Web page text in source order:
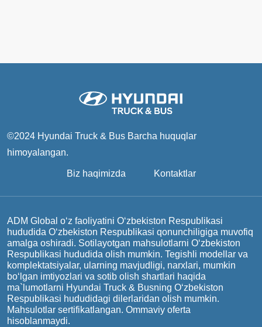
©2024 Hyundai Truck & Bus Barcha huquqlar
himoyalangan.
Biz haqimizda Kontaktlar
ADM Global o‘z faoliyatini O‘zbekiston Respublikasi
hududida O‘zbekiston Respublikasi qonunchiligiga muvofiq
amalga oshiradi. Sotilayotgan mahsulotlarni O‘zbekiston
Respublikasi hududida olish mumkin. Tegishli modellar va
komplektatsiyalar, ularning mavjudligi, narxlari, mumkin
bo‘lgan imtiyozlari va sotib olish shartlari haqida
ma`lumotlarni Hyundai Truck & Busning O‘zbekiston
Respublikasi hududidagi dilerlaridan olish mumkin.
Mahsulotlar sertifikatlangan. Ommaviy oferta
hisoblanmaydi.